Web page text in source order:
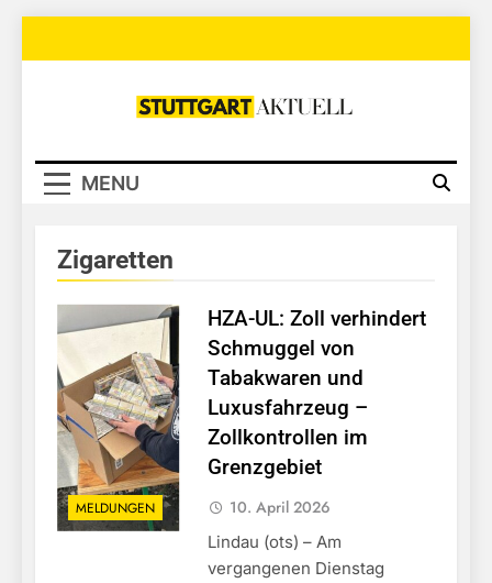
Stuttgart
MENU
Zigaretten
MELDUNGEN
HZA-UL: Zoll verhindert
Schmuggel von
Tabakwaren und
Luxusfahrzeug –
Zollkontrollen im
Grenzgebiet
10. April 2026
Lindau (ots) – Am
vergangenen Dienstag